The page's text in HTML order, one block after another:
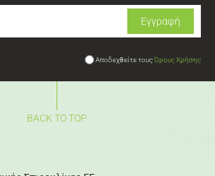
Αποδεχθείτε τουςΌρους Χρήσης
BACK TO TOP